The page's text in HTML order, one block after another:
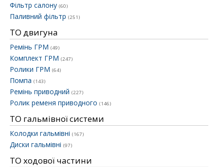
Фільтр салону (60)
Паливний фільтр (251)
ТО двигуна
Ремінь ГРМ (49)
Комплект ГРМ (247)
Ролики ГРМ (64)
Помпа (143)
Ремінь приводний (227)
Ролик ременя приводного (146)
ТО гальмівної системи
Колодки гальмівні (167)
Диски гальмівні (97)
ТО ходової частини